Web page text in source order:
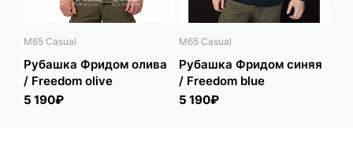
M65 Casual
Рубашка Фридом олива
/ Freedom olive
5 190₽
M65 Casual
Рубашка Фридом синяя
/ Freedom blue
5 190₽